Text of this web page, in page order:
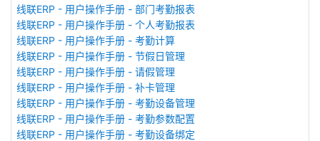
线联ERP - 用户操作手册 - 部门考勤报表
线联ERP - 用户操作手册 - 个人考勤报表
线联ERP - 用户操作手册 - 考勤计算
线联ERP - 用户操作手册 - 节假日管理
线联ERP - 用户操作手册 - 请假管理
线联ERP - 用户操作手册 - 补卡管理
线联ERP - 用户操作手册 - 考勤设备管理
线联ERP - 用户操作手册 - 考勤参数配置
线联ERP - 用户操作手册 - 考勤设备绑定